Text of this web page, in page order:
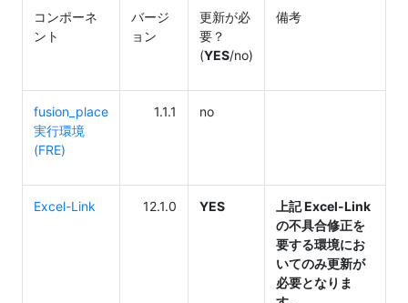
コンポーネ
ント
バージ
ョン
更新が必
要？
(YES/no)
備考
fusion_place
実行環境
(FRE)
1.1.1 no
Excel-Link 12.1.0 YES
上記 Excel-Link
の不具合修正を
要する環境にお
いてのみ更新が
必要となりま